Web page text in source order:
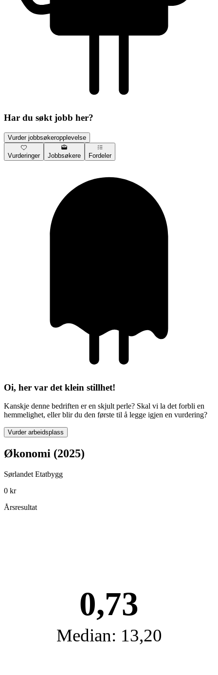
Har du søkt jobb her?
Vurder jobbsøkeropplevelse
Vurderinger Jobbsøkere Fordeler
Oi, her var det klein stillhet!
Kanskje denne bedriften er en skjult perle? Skal vi la det forbli en
hemmelighet, eller blir du den første til å legge igjen en vurdering?
Vurder arbeidsplass
Økonomi (2025)
Sørlandet Etatbygg
0 kr
Årsresultat
0,73
Median: 13,20